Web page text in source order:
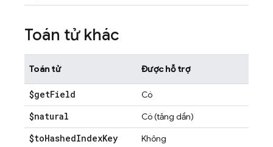
Toán tử khác
Toán tử Được hỗ trợ
$getField Có
$natural Có (tăng dần)
$toHashedIndexKey Không